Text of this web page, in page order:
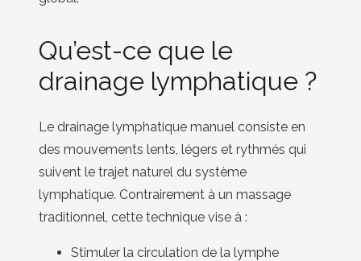
Qu’est-ce que le
drainage lymphatique ?
Le drainage lymphatique manuel consiste en
des mouvements lents, légers et rythmés qui
suivent le trajet naturel du système
lymphatique. Contrairement à un massage
traditionnel, cette technique vise à :
Stimuler la circulation de la lymphe